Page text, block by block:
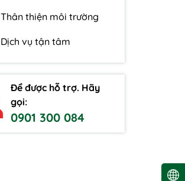
Thân thiện môi trường
Dịch vụ tận tâm
Để được hỗ trợ. Hãy
gọi:
0901 300 084